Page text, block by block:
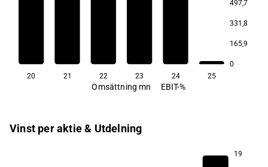
497,7
331,8
165,9
0
20 21 22 23 24 25
Omsättning mn EBIT-%
Vinst per aktie & Utdelning
19